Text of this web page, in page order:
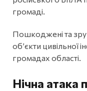
громаді.
Пошкоджені та
об’єкти цивільної
громадах області.
Нічна атака